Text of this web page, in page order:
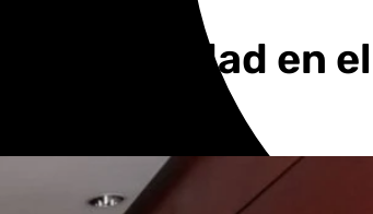
la Navidad en